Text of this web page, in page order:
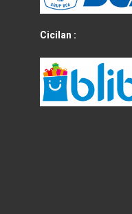
Cicilan :